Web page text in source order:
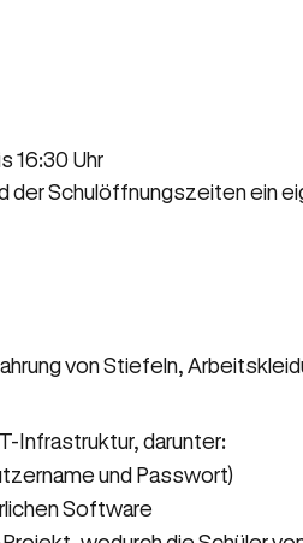
16:30 Uhr
der Schulöffnungszeiten ein
von Stiefeln,
Infrastruktur, darunter:
und Passwort)
Software